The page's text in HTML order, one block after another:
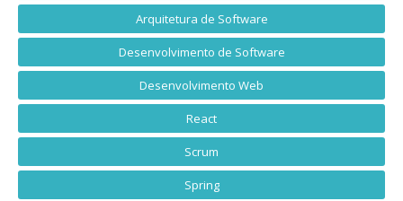
Arquitetura de Software
Desenvolvimento de Software
Desenvolvimento Web
React
Scrum
Spring